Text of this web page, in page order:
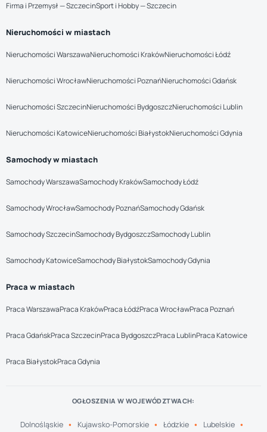
Firma i Przemysł — SzczecinSport i Hobby — Szczecin
Nieruchomości w miastach
Nieruchomości WarszawaNieruchomości KrakówNieruchomości Łódź
Nieruchomości WrocławNieruchomości PoznańNieruchomości Gdańsk
Nieruchomości SzczecinNieruchomości BydgoszczNieruchomości Lublin
Nieruchomości KatowiceNieruchomości BiałystokNieruchomości Gdynia
Samochody w miastach
Samochody WarszawaSamochody KrakówSamochody Łódź
Samochody WrocławSamochody PoznańSamochody Gdańsk
Samochody SzczecinSamochody BydgoszczSamochody Lublin
Samochody KatowiceSamochody BiałystokSamochody Gdynia
Praca w miastach
Praca WarszawaPraca KrakówPraca ŁódźPraca WrocławPraca Poznań
Praca GdańskPraca SzczecinPraca BydgoszczPraca LublinPraca Katowice
Praca BiałystokPraca Gdynia
OGŁOSZENIA W WOJEWÓDZTWACH:
Dolnośląskie Kujawsko-Pomorskie Łódzkie Lubelskie